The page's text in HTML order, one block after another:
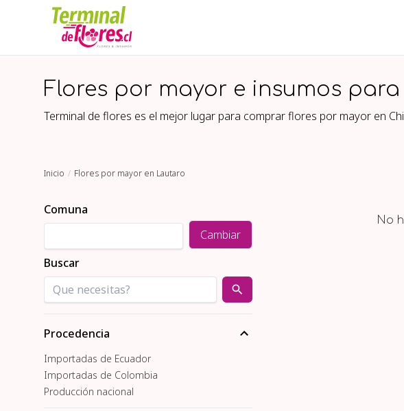
Flores por mayor e insumos
Terminal de flores es el mejor lugar para comprar flores por mayor en
Inicio Flores por mayor en Lautaro
Comuna
Cambiar
Buscar
Procedencia
Importadas de Ecuador
Importadas de Colombia
Producción nacional
No